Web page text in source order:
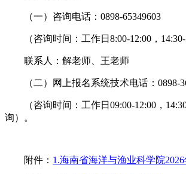
（一）咨询电话：0898-65349603
（咨询时间：工作日8:00-12:00，14:30-
联系人：解老师、王老师
（二）网上报名系统技术电话：0898-
（咨询时间：工作日09:00-12:00，
询）。
附件： 1.海南省海洋与渔业科学院